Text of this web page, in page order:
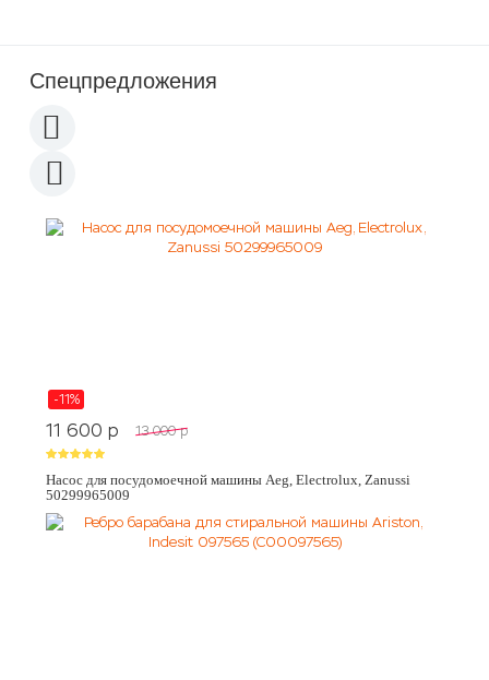
Спецпредложения
-11%
11 600 p 13 000 p
Насос для посудомоечной машины Aeg, Electrolux, Zanussi
50299965009